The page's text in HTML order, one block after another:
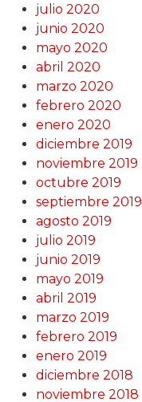
julio 2020
junio 2020
mayo 2020
abril 2020
marzo 2020
febrero 2020
enero 2020
diciembre 2019
noviembre 2019
octubre 2019
septiembre 2019
agosto 2019
julio 2019
junio 2019
mayo 2019
abril 2019
marzo 2019
febrero 2019
enero 2019
diciembre 2018
noviembre 2018